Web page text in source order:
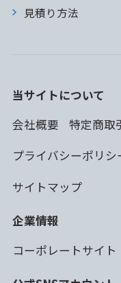
見積り方法
当サイトについて
会社概要
特定商取
プライバシーポリシ
サイトマップ
企業情報
コーポレートサイト